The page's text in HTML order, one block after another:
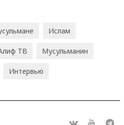
Ислам
ТВ Мусульманин
Интервью